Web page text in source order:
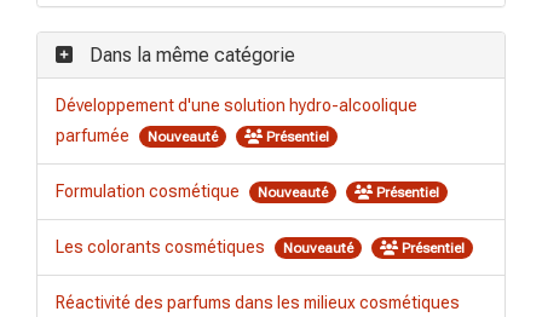
Dans la même catégorie
Développement d'une solution hydro-alcoolique
parfumée
Nouveauté Présentiel
Formulation cosmétique Nouveauté Présentiel
Les colorants cosmétiques Nouveauté Présentiel
Réactivité des parfums dans les milieux cosmétiques